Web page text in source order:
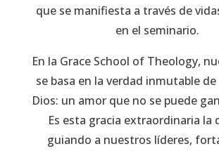
que se manifiesta a través de
en el seminario.
En la Grace School of Theology,
se basa en la verdad inmutable
Dios: un amor que no se puede
Es esta gracia extraordinaria la
guiando a nuestros líderes,